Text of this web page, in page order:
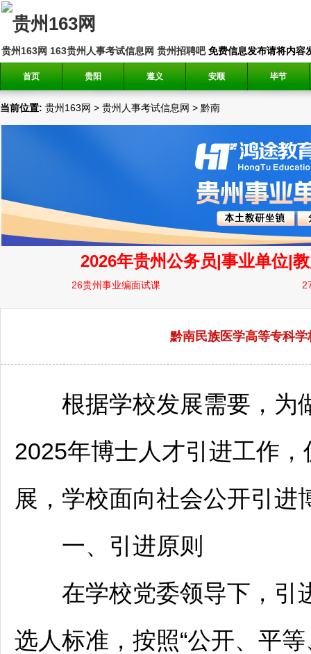
贵州163网 163贵州人事考试信息网 贵州招聘吧免费信息发布请将内容
首页 贵阳 遵义 安顺 毕节
当前位置: 贵州163网 > 贵州人事考试信息网 > 黔南
黔南民族医学高等专科
根据学校发展需要，为
2025年博士人才引进工作
展，学校面向社会公开引
一、引进原则
在学校党委领导下，引
选人标准，按照“公开、平